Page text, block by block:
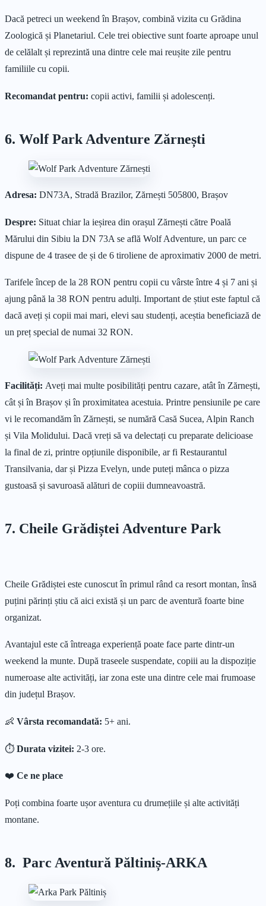
Dacă petreci un weekend în Brașov, combină vizita cu Grădina
Zoologică și Planetariul. Cele trei obiective sunt foarte aproape unul
de celălalt și reprezintă una dintre cele mai reușite zile pentru
familiile cu copii.
Recomandat pentru: copii activi, familii și adolescenți.
6. Wolf Park Adventure Zărnești
Adresa: DN73A, Stradă Brazilor, Zărnești 505800, Brașov
Despre: Situat chiar la ieșirea din orașul Zărnești către Poală
Mărului din Sibiu la DN 73A se află Wolf Adventure, un parc ce
dispune de 4 trasee de și de 6 tiroliene de aproximativ 2000 de metri.
Tarifele încep de la 28 RON pentru copii cu vârste între 4 și 7 ani și
ajung până la 38 RON pentru adulți. Important de știut este faptul că
dacă aveți și copii mai mari, elevi sau studenți, aceștia beneficiază de
un preț special de numai 32 RON.
Facilități: Aveți mai multe posibilități pentru cazare, atât în Zărnești,
cât și în Brașov și în proximitatea acestuia. Printre pensiunile pe care
vi le recomandăm în Zărnești, se numără Casă Sucea, Alpin Ranch
și Vila Molidului. Dacă vreți să va delectați cu preparate delicioase
la final de zi, printre opțiunile disponibile, ar fi Restaurantul
Transilvania, dar și Pizza Evelyn, unde puteți mânca o pizza
gustoasă și savuroasă alături de copiii dumneavoastră.
7. Cheile Grădiștei Adventure Park
Cheile Grădiștei este cunoscut în primul rând ca resort montan, însă
puțini părinți știu că aici există și un parc de aventură foarte bine
organizat.
Avantajul este că întreaga experiență poate face parte dintr-un
weekend la munte. După traseele suspendate, copiii au la dispoziție
numeroase alte activități, iar zona este una dintre cele mai frumoase
din județul Brașov.
👶 Vârsta recomandată: 5+ ani.
⏱ Durata vizitei: 2-3 ore.
❤️ Ce ne place
Poți combina foarte ușor aventura cu drumețiile și alte activități
montane.
8. Parc Aventură Păltiniș-ARKA